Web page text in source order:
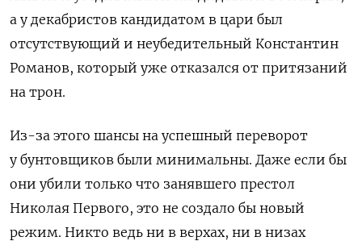
а у декабристов кандидатом в цари был
отсутствующий и неубедительный Константин
Романов, который уже отказался от притязаний
на трон.
Из-за этого шансы на успешный переворот
у бунтовщиков были минимальны. Даже если бы
они убили только что занявшего престол
Николая Первого, это не создало бы новый
режим. Никто ведь ни в верхах, ни в низах